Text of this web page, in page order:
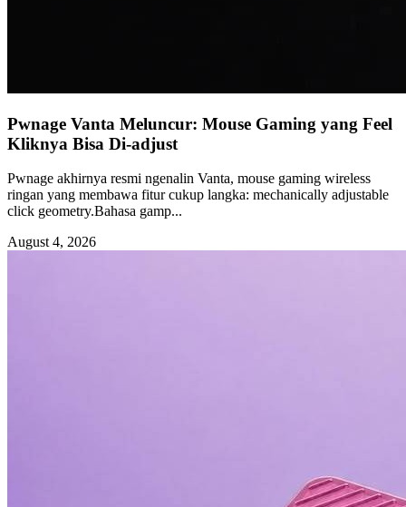
Pwnage Vanta Meluncur: Mouse Gaming yang Feel
Kliknya Bisa Di-adjust
Pwnage akhirnya resmi ngenalin Vanta, mouse gaming wireless
ringan yang membawa fitur cukup langka: mechanically adjustable
click geometry.Bahasa gamp...
August 4, 2026